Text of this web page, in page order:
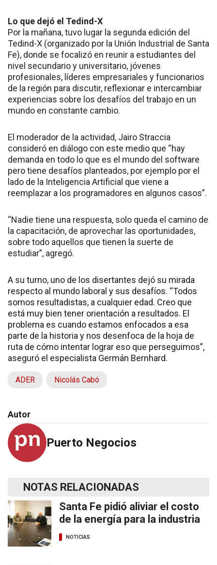
Lo que dejó el Tedind-X
Por la mañana, tuvo lugar la segunda edición del
Tedind-X (organizado por la Unión Industrial de Santa
Fe), donde se focalizó en reunir a estudiantes del
nivel secundario y universitario, jóvenes
profesionales, líderes empresariales y funcionarios
de la región para discutir, reflexionar e intercambiar
experiencias sobre los desafíos del trabajo en un
mundo en constante cambio.
El moderador de la actividad, Jairo Straccia
consideró en diálogo con este medio que “hay
demanda en todo lo que es el mundo del software
pero tiene desafíos planteados, por ejemplo por el
lado de la Inteligencia Artificial que viene a
reemplazar a los programadores en algunos casos”.
“Nadie tiene una respuesta, solo queda el camino de
la capacitación, de aprovechar las oportunidades,
sobre todo aquellos que tienen la suerte de
estudiar”, agregó.
A su turno, uno de los disertantes dejó su mirada
respecto al mundo laboral y sus desafíos. “Todos
somos resultadistas, a cualquier edad. Creo que
está muy bien tener orientación a resultados. El
problema es cuando estamos enfocados a esa
parte de la historia y nos desenfoca de la hoja de
ruta de cómo intentar lograr eso que perseguimos”,
aseguró el especialista Germán Bernhard.
ADER Nicolás Cabó
Autor
Puerto Negocios
NOTAS RELACIONADAS
Santa Fe pidió aliviar el costo
de la energía para la industria
NOTICIAS